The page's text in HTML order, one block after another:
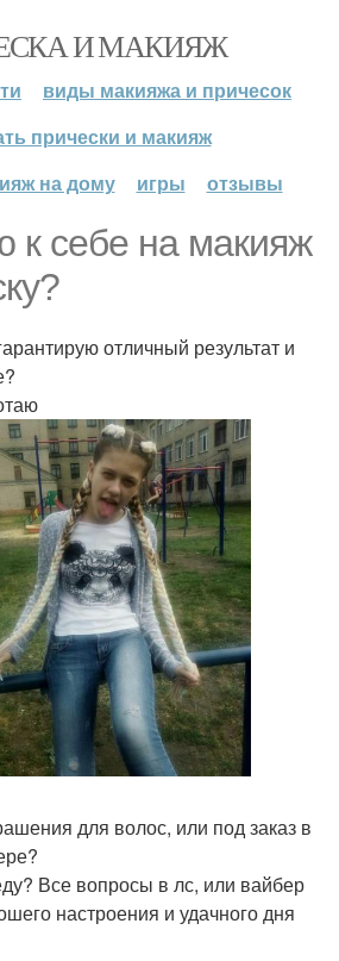
И МАКИЯЖ
виды макияжа и причесок
прически и макияж
на дому
игры отзывы
к себе на макияж
отличный результат и
для волос, или под заказ в
Все вопросы в лс, или вайбер
настроения и удачного дня